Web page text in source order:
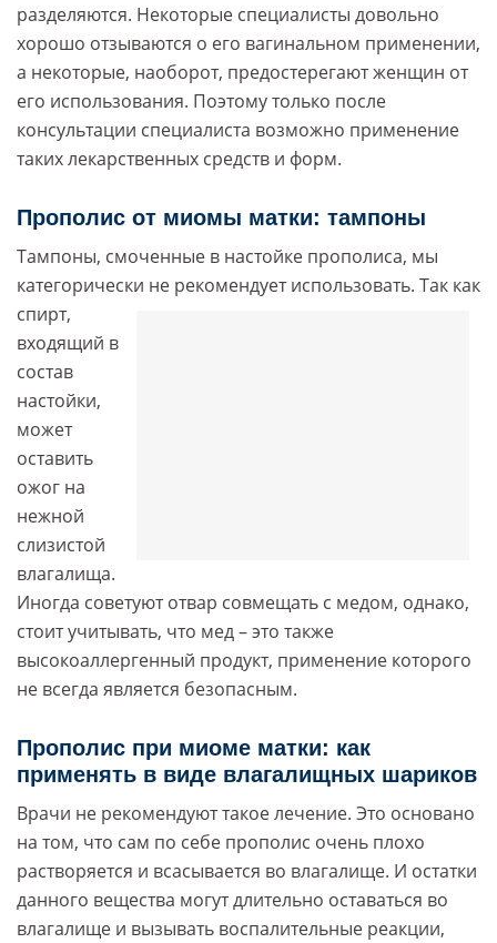
разделяются. Некоторые специалисты довольно
хорошо отзываются о его вагинальном применении,
а некоторые, наоборот, предостерегают женщин от
его использования. Поэтому только после
консультации специалиста возможно применение
таких лекарственных средств и форм.
Прополис от миомы матки: тампоны
Тампоны, смоченные в настойке прополиса, мы
категорически не рекомендует использовать. Так как
спирт,
входящий в
состав
настойки,
может
оставить
ожог на
нежной
слизистой
влагалища.
Иногда советуют отвар совмещать с медом, однако,
стоит учитывать, что мед – это также
высокоаллергенный продукт, применение которого
не всегда является безопасным.
Прополис при миоме матки: как
применять в виде влагалищных шариков
Врачи не рекомендуют такое лечение. Это основано
на том, что сам по себе прополис очень плохо
растворяется и всасывается во влагалище. И остатки
данного вещества могут длительно оставаться во
влагалище и вызывать воспалительные реакции,